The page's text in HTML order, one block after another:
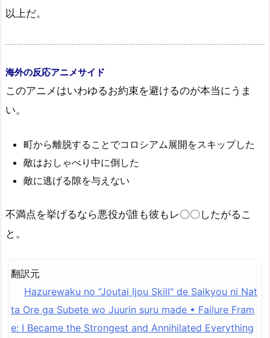
以上だ。
海外の反応アニメサイド
このアニメはいわゆるお約束を避けるのが本当にうま
い。
町から離脱することでコロシアム展開をスキップした
敵はおしゃべり中に倒した
敵に逃げる隙を与えない
不満点を挙げるなら悪役が誰も彼もレ〇〇したがるこ
と。
翻訳元
Hazurewaku no “Joutai Ijou Skill" de Saikyou ni Nat
ta Ore ga Subete wo Juurin suru made • Failure Fram
e: I Became the Strongest and Annihilated Everything